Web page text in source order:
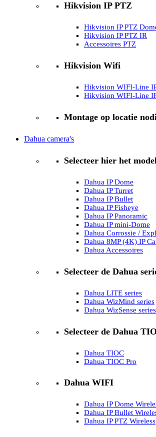
Hikvision IP PTZ
Hikvision IP PTZ
Hikvision IP PTZ IR
Accessoires PTZ
Hikvision Wifi
Hikvision WIFI-Line
Hikvision WIFI-Line
Montage op locatie
Dahua camera's
Selecteer hier het
Dahua IP Dome
Dahua IP Turret
Dahua IP Bullet
Dahua IP Fisheye
Dahua IP Panoramic
Dahua IP mini-Dome
Dahua Corrossie /
Dahua 8MP (4K) IP
Dahua Accessoires
Selecteer de Dahua
Dahua LITE series
Dahua WizMind series
Dahua WizSense series
Selecteer de Dahua
Dahua TIOC
Dahua TIOC Pro
Dahua WIFI
Dahua IP Dome
Dahua IP Bullet
Dahua IP PTZ Wireless